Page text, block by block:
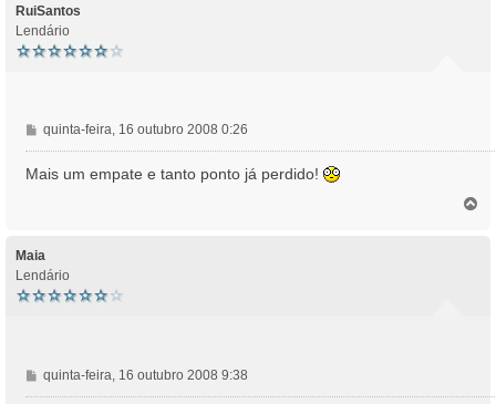
RuiSantos
Lendário
M
e
n
m
quinta-feira, 16 outubro 2008 0:26
Mais um empate e tanto ponto já perdido!
Maia
Lendário
M
e
quinta-feira, 16 outubro 2008 9:38